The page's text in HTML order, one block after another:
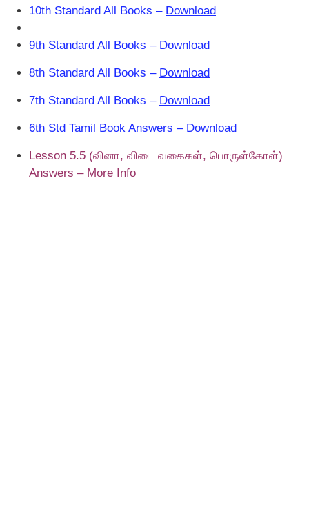
10th Standard All Books – Download
9th Standard All Books – Download
8th Standard All Books – Download
7th Standard All Books – Download
6th Std Tamil Book Answers – Download
Lesson 5.5 (வினா, விடை வகைகள், பொருள்கோள்)
Answers – More Info